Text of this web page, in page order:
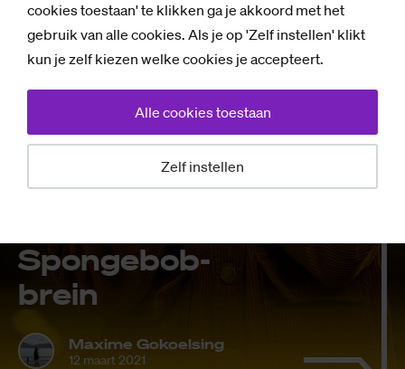
cookies toestaan' te klikken ga je akkoord met het
gebruik van alle cookies. Als je op 'Zelf instellen' klikt
kun je zelf kiezen welke cookies je accepteert.
Zelf instellen
Alle cookies toestaan
Spon­ge­bob-
brein
Maxime Gokoelsing
12 maart 2021